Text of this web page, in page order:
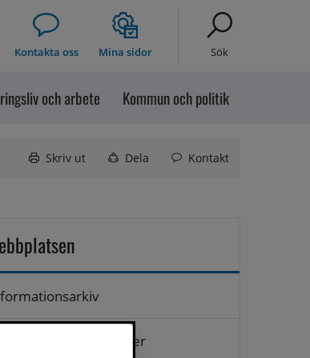
Kontakta oss Mina sidor Sök
och arbete Kommun och politik
Skriv ut Dela Kontakt
av personuppgifter